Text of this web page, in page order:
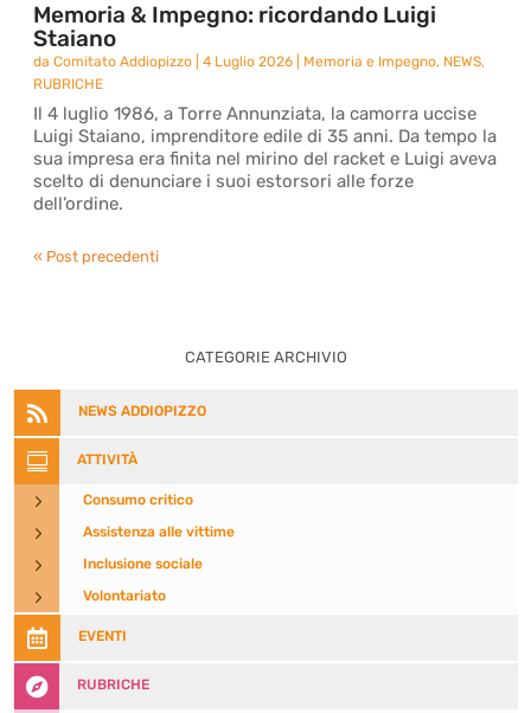
Memoria & Impegno: ricordando Luigi
Staiano
daComitato Addiopizzo |4 Luglio 2026 Memoria e Impegno, NEWS,
RUBRICHE
Il 4 luglio 1986, a Torre Annunziata, la camorra uccise
Luigi Staiano, imprenditore edile di 35 anni. Da tempo la
sua impresa era finita nel mirino del racket e Luigi aveva
scelto di denunciare i suoi estorsori alle forze
dell’ordine.
« Post precedenti
CATEGORIE ARCHIVIO
 NEWS ADDIOPIZZO
 ATTIVITÀ
5 Consumo critico
5 Assistenza alle vittime
5 Inclusione sociale
5 Volontariato
 EVENTI
 RUBRICHE